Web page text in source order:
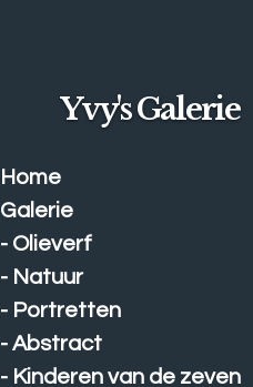
Yvy's Galerie
Home
Galerie
- Olieverf
- Natuur
- Portretten
- Abstract
- Kinderen van de zeven